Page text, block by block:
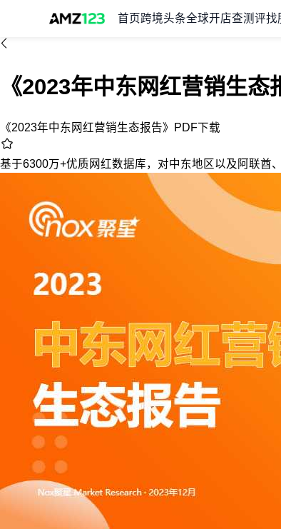
首页 跨境头条全球开店查测评找
《2023年中东网红营销生
《2023年中东网红营销生态报告》PDF下载
基于6300万+优质网红数据库，对中东地区以及阿联酋